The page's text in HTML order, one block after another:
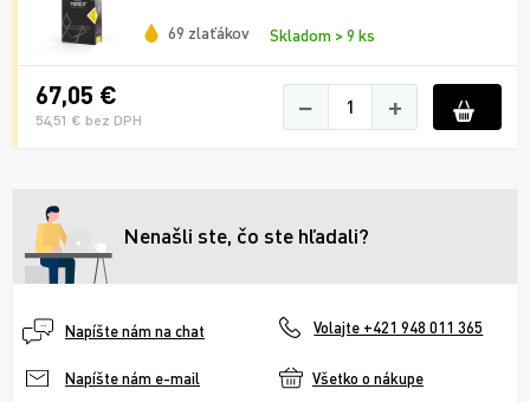
69 zlaťákov Skladom > 9 ks
67,05 €
54,51 € bez DPH − +
Nenašli ste, čo ste hľadali?
Napíšte nám na chat Volajte +421 948 011 365
Napíšte nám e-mail Všetko o nákupe